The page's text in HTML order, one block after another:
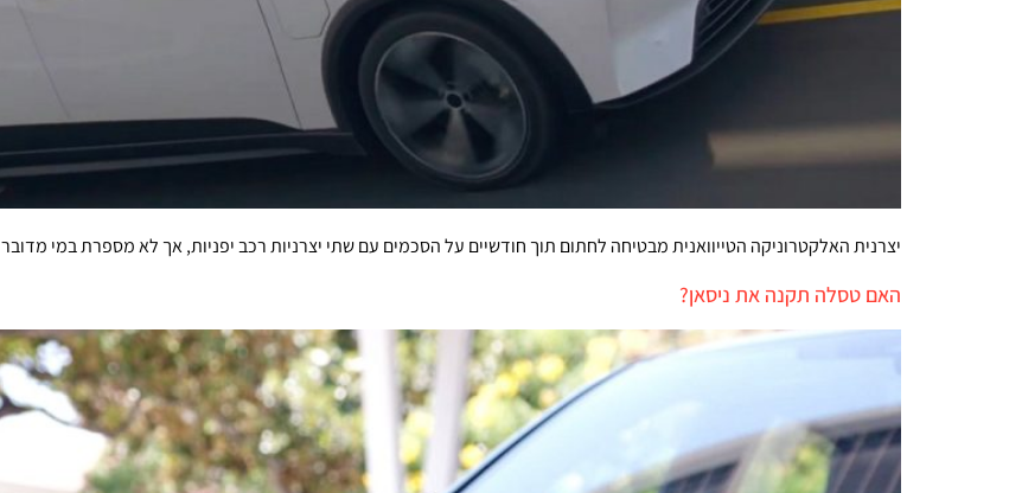
יצרנית האלקטרוניקה הטייוואנית מבטיחה לחתום תוך חודשיים על הסכמים עם שתי יצרניות רכב יפניות, אך לא מספרת במי מדובר
האם טסלה תקנה את ניסאן?